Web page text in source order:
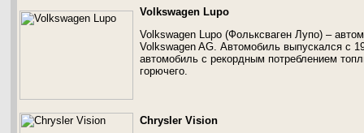
Volkswagen Lupo
Volkswagen Lupo (Фольксваген Лупо) –
Volkswagen AG. Автомобиль выпускался с
автомобиль с рекордным потреблением
горючего.
Chrysler Vision